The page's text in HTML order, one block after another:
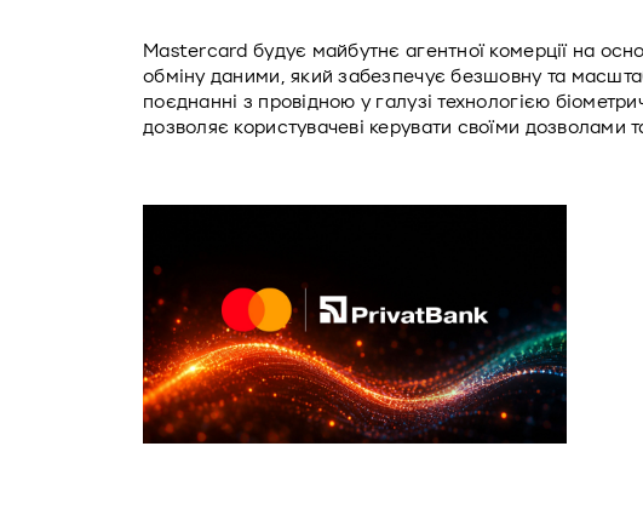
Mastercard будує майбутнє агентної комерції на
обміну даними, який забезпечує безшовну та
поєднанні з провідною у галузі технологією
дозволяє користувачеві керувати своїми дозволами